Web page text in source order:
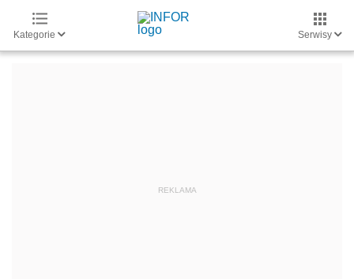
Kategorie Serwisy